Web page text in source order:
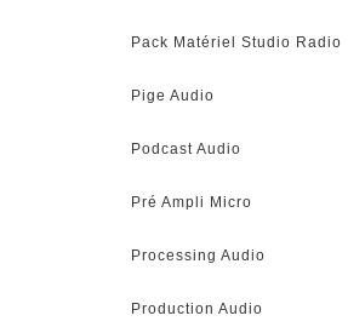
Pack Matériel Studio Radio
Pige Audio
Podcast Audio
Pré Ampli Micro
Processing Audio
Production Audio